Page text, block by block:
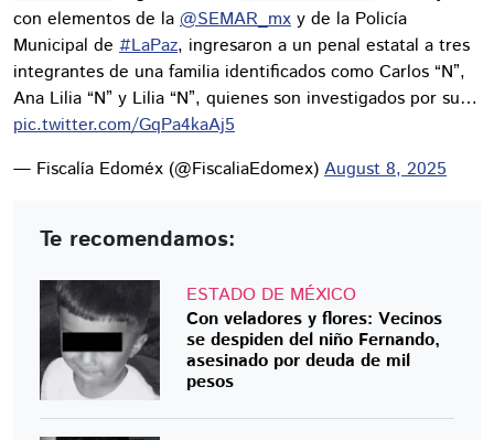
con elementos de la @SEMAR_mx y de la Policía
Municipal de #LaPaz, ingresaron a un penal estatal a tres
integrantes de una familia identificados como Carlos “N”,
Ana Lilia “N” y Lilia “N”, quienes son investigados por su…
pic.twitter.com/GqPa4kaAj5
— Fiscalía Edoméx (@FiscaliaEdomex) August 8, 2025
Te recomendamos:
ESTADO DE MÉXICO
Con veladores y flores: Vecinos
se despiden del niño Fernando,
asesinado por deuda de mil
pesos